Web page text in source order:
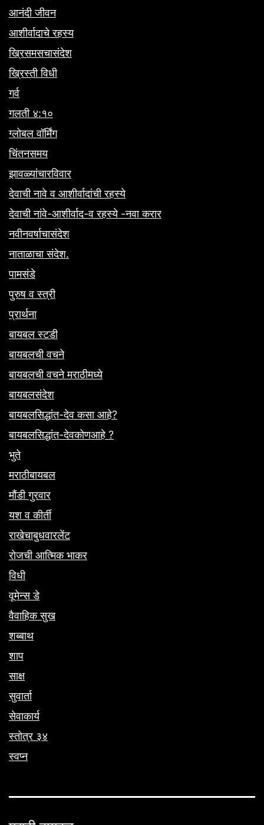
आनंदी जीवन
आशीर्वादाचे रहस्य
ख्रिसमसचासंदेश
ख्रिस्ती विधी
गर्व
गलती ४:१०
ग्लोबल वॉर्मिंग
चिंतनसमय
झावळ्यांचारविवार
देवाची नावे व आशीर्वादांची रहस्ये
देवाची नांवे-आशीर्वाद-व रहस्ये -नवा करार
नवीनवर्षाचासंदेश
नाताळाचा संदेश.
पामसंडे
पुरुष व स्त्री
प्रार्थना
बायबल स्टडी
बायबलची वचने
बायबलची वचने मराठीमध्ये
बायबलसंदेश
बायबलसिद्धांत-देव कसा आहे?
बायबलसिद्धांत-देवकोणआहे ?
भुते
मराठीबायबल
मौंडी गुरवार
यश व कीर्ती
राखेचाबुधवारलेंट
रोजची आत्मिक भाकर
विधी
वूमेन्स डे
वैवाहिक सुख
शब्बाथ
शाप
साक्ष
सुवार्ता
सेवाकार्य
स्तोत्र ३४
स्वप्न